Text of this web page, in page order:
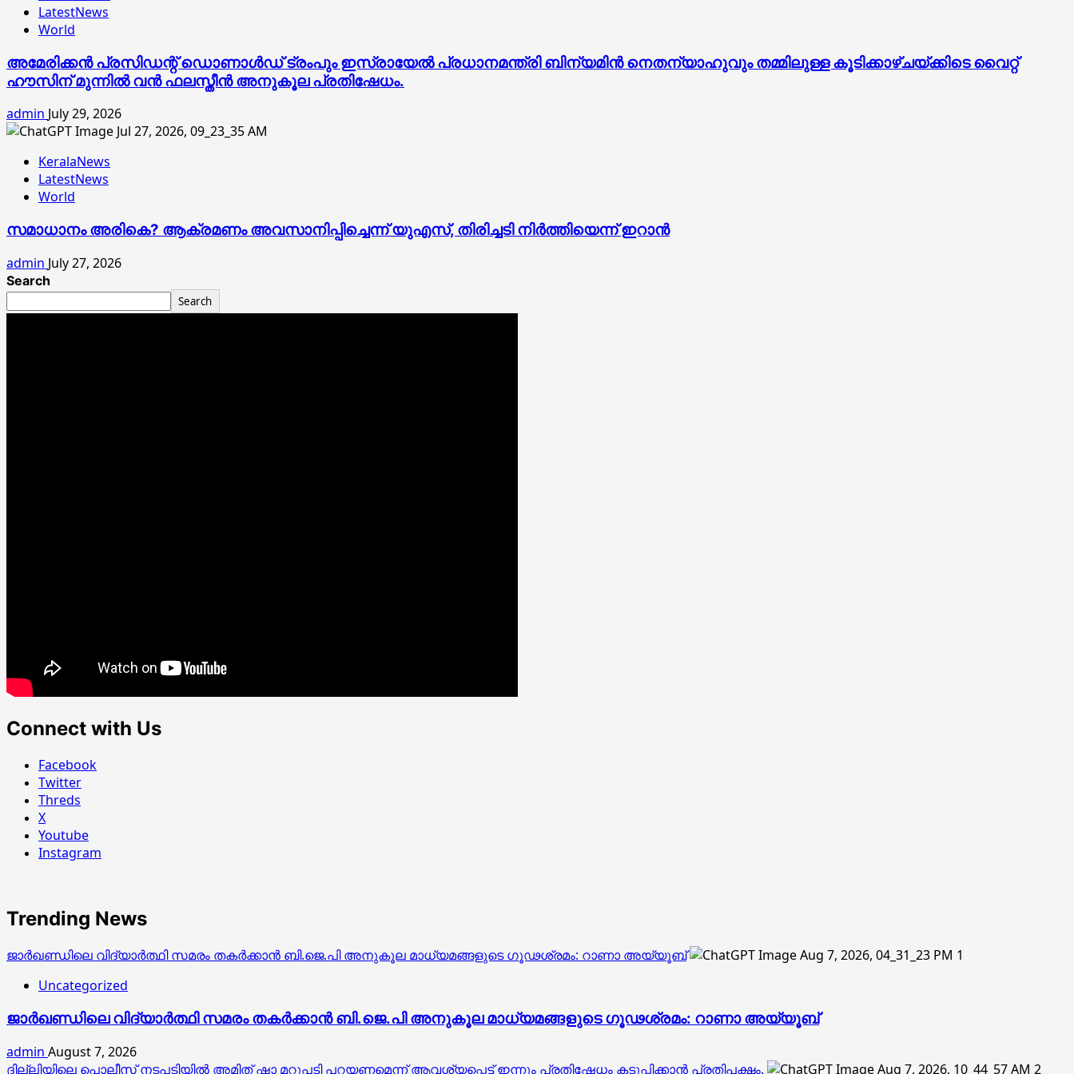
LatestNews
World
അമേരിക്കൻ പ്രസിഡന്റ് ഡൊണാൾഡ് ട്രംപും ഇസ്രായേൽ പ്രധാനമന്ത്രി ബിന്യമിൻ നെതന്യാഹുവും തമ്മിലുള്ള കൂടിക്കാഴ്ചയ്ക്കിടെ വൈറ്റ്
ഹൗസിന് മുന്നിൽ വൻ ഫലസ്തീൻ അനുകൂല പ്രതിഷേധം.
admin July 29, 2026
KeralaNews
LatestNews
World
സമാധാനം അരികെ? ആക്രമണം അവസാനിപ്പിച്ചെന്ന് യുഎസ്, തിരിച്ചടി നിര്‍ത്തിയെന്ന് ഇറാന്‍
admin July 27, 2026
Search
Search
Connect with Us
Facebook
Twitter
Threds
X
Youtube
Instagram
Trending News
ജാര്‍ഖണ്ഡിലെ വിദ്യാര്‍ത്ഥി സമരം തകര്‍ക്കാന്‍ ബി.ജെ.പി അനുകൂല മാധ്യമങ്ങളുടെ ഗൂഢശ്രമം: റാണാ അയ്യൂബ്
1
Uncategorized
ജാര്‍ഖണ്ഡിലെ വിദ്യാര്‍ത്ഥി സമരം തകര്‍ക്കാന്‍ ബി.ജെ.പി അനുകൂല മാധ്യമങ്ങളുടെ ഗൂഢശ്രമം: റാണാ അയ്യൂബ്
admin August 7, 2026
ദില്ലിയിലെ പൊലീസ് നടപടിയിൽ അമിത് ഷാ മറുപടി പറയണമെന്ന് ആവശ്യപ്പെട്ട് ഇന്നും പ്രതിഷേധം കടുപ്പിക്കാൻ പ്രതിപക്ഷം.
2